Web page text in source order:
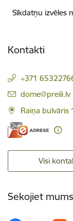
Sīkdatņu izvēles
Kontakti
+371
E-pasts:
dome@preili.lv
Raiņa bulvāris
Visi
Sekojiet mums